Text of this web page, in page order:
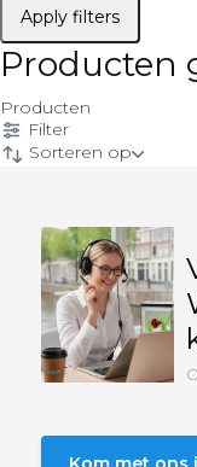
Apply filters
Producten
Producten
Filter
Sorteren op